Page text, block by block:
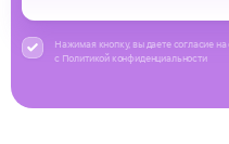
Нажимая кнопку, вы даете согласие
с Политикой конфиденциальности